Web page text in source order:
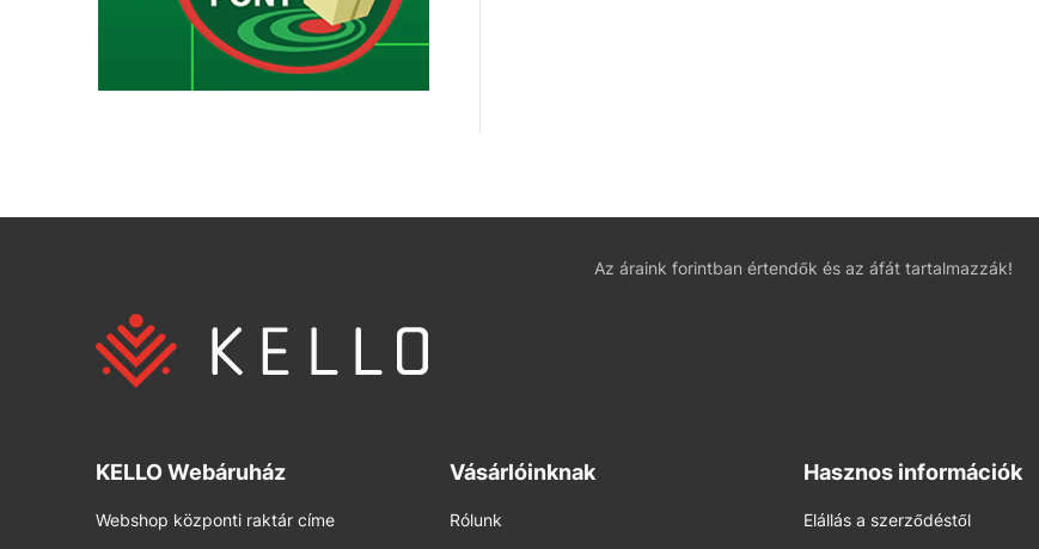
Az áraink forintban értendők és az áfát tartalmazzák!
KELLO Webáruház
Webshop központi raktár címe
Vásárlóinknak
Rólunk
Hasznos információk
Elállás a szerződéstől